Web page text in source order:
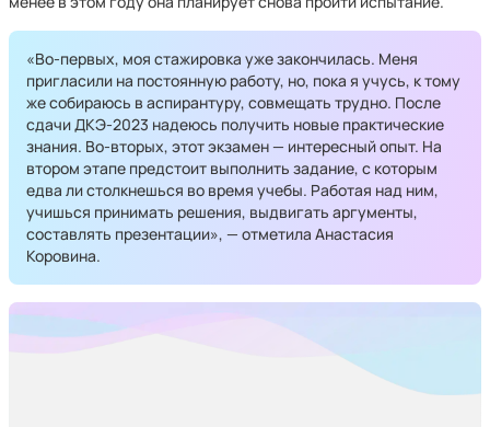
«Во-первых, моя стажировка уже закончилась. Меня
пригласили на постоянную работу, но, пока я учусь, к тому
же собираюсь в аспирантуру, совмещать трудно. После
сдачи ДКЭ-2023 надеюсь получить новые практические
знания. Во-вторых, этот экзамен — интересный опыт. На
втором этапе предстоит выполнить задание, с которым
едва ли столкнешься во время учебы. Работая над ним,
учишься принимать решения, выдвигать аргументы,
составлять презентации», — отметила Анастасия
Коровина.